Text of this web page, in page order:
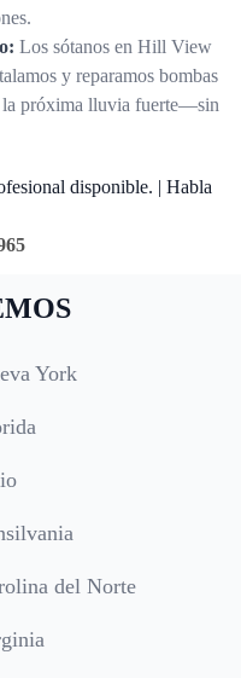
Los sótanos en Hill View
y reparamos bombas
la próxima lluvia fuerte—sin
disponible. | Habla
York
del Norte